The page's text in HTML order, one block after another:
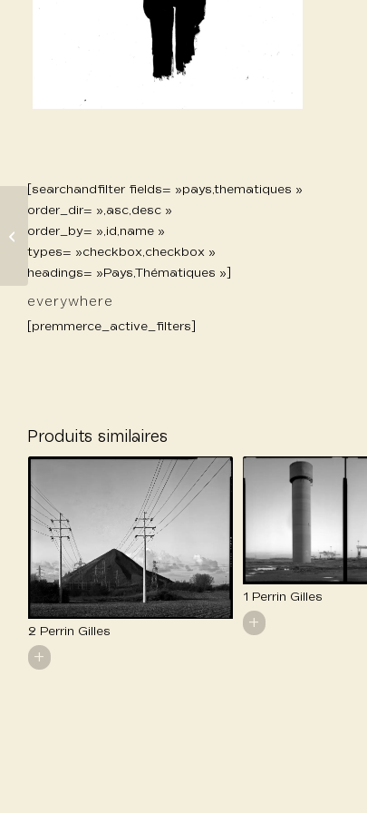
[searchandfilter fields= »pays,thematiques »
order_dir= »,asc,desc »
order_by= »,id,name »
types= »checkbox,checkbox »
headings= »Pays,Thématiques »]
everywhere
[premmerce_active_filters]
Produits similaires
2 Perrin Gilles
+
1 Perrin Gilles
+
407 Bru Belén-